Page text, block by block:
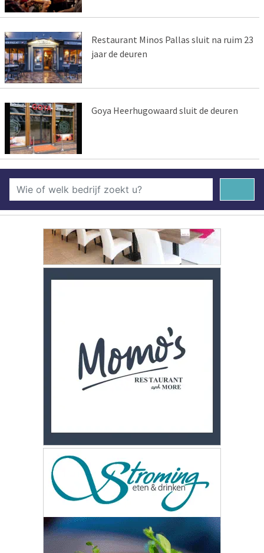
Restaurant Minos Pallas sluit na ruim 23
jaar de deuren
Goya Heerhugowaard sluit de deuren